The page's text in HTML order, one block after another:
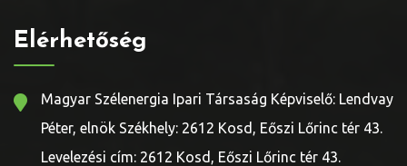
Elérhetőség
Magyar Szélenergia Ipari Társaság Képviselő: Lendvay
Péter, elnök Székhely: 2612 Kosd, Eőszi Lőrinc tér 43.
Levelezési cím: 2612 Kosd, Eőszi Lőrinc tér 43.